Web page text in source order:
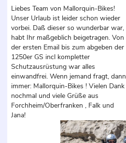
Liebes Team von Mallorquin-Bikes!
Unser Urlaub ist leider schon wieder
vorbei. Daß dieser so wunderbar war,
habt Ihr maßgeblich beigetragen. Von
der ersten Email bis zum abgeben der
1250er GS incl kompletter
Schutzausrüstung war alles
einwandfrei. Wenn jemand fragt, dann
immer: Mallorquin-Bikes ! Vielen Dank
nochmal und viele Grüße aus
Forchheim/Oberfranken , Falk und
Jana!